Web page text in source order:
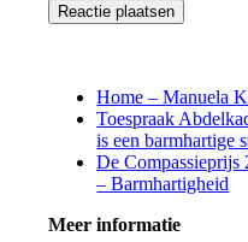
Home – Manuela
Toespraak
is een barmhartige
De Compassieprijs
– Barmhartigheid
Meer informatie